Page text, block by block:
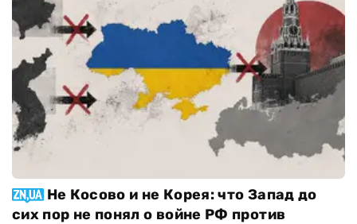
Не Косово и не Корея: что Запад до
сих пор не понял о войне РФ против